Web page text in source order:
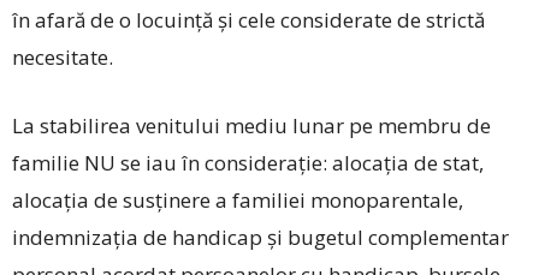
în afară de o locuință și cele considerate de strictă
necesitate.
La stabilirea venitului mediu lunar pe membru de
familie NU se iau în considerație: alocația de stat,
alocația de susținere a familiei monoparentale,
indemnizația de handicap și bugetul complementar